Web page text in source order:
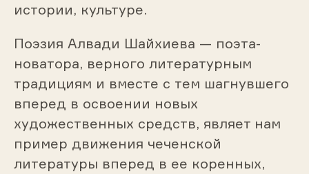
истории, культуре.
Поэзия Алвади Шайхиева — поэта-
новатора, верного литературным
традициям и вместе с тем шагнувшего
вперед в освоении новых
художественных средств, являет нам
пример движения чеченской
литературы вперед в ее коренных,